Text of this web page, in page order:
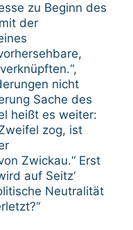
zu Beginn des
der
nicht
Sache des
heißt es weiter:
zog, ist
Zwickau.“ Erst
auf Seitz‘
Neutralität